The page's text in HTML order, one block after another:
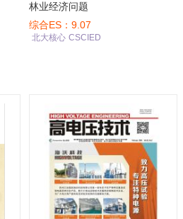
林业经济问题
综合ES：9.07
北大核心 CSCIED